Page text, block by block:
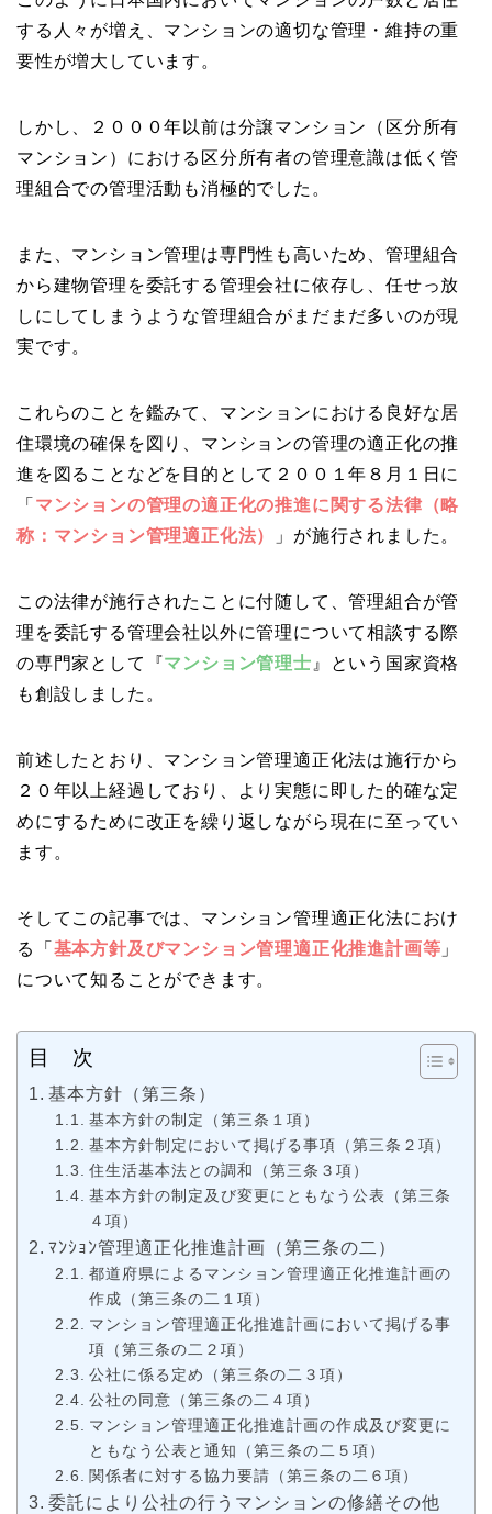
する人々が増え、マンションの適切な管理・維持の重
要性が増大しています。
しかし、２０００年以前は分譲マンション（区分所有
マンション）における区分所有者の管理意識は低く管
理組合での管理活動も消極的でした。
また、マンション管理は専門性も高いため、管理組合
から建物管理を委託する管理会社に依存し、任せっ放
しにしてしまうような管理組合がまだまだ多いのが現
実です。
これらのことを鑑みて、マンションにおける良好な居
住環境の確保を図り、マンションの管理の適正化の推
進を図ることなどを目的として２００１年８月１日に
「 マンションの管理の適正化の推進に関する法律（略
称：マンション管理適正化法）
」が施行されました。
この法律が施行されたことに付随して、管理組合が管
理を委託する管理会社以外に管理について相談する際
の専門家として『マンション管理士 』という国家資格
も創設しました。
前述したとおり、マンション管理適正化法は施行から
２０年以上経過しており、より実態に即した的確な定
めにするために改正を繰り返しながら現在に至ってい
ます。
そしてこの記事では、マンション管理適正化法におけ
る「 基本⽅針及びマンション管理適正化推進計画等 」
について知ることができます。
目 次
基本⽅針（第三条）
基本方針の制定（第三条１項）
基本方針制定において掲げる事項（第三条２項）
住⽣活基本法との調和（第三条３項）
基本方針の制定及び変更にともなう公表（第三条
４項）
ﾏﾝｼｮﾝ管理適正化推進計画（第三条の二）
都道府県によるマンション管理適正化推進計画の
作成（第三条の二１項）
マンション管理適正化推進計画において掲げる事
項（第三条の二２項）
公社に係る定め（第三条の二３項）
公社の同意（第三条の二４項）
マンション管理適正化推進計画の作成及び変更に
ともなう公表と通知（第三条の二５項）
関係者に対する協力要請（第三条の二６項）
委託により公社の⾏うマンションの修繕その他